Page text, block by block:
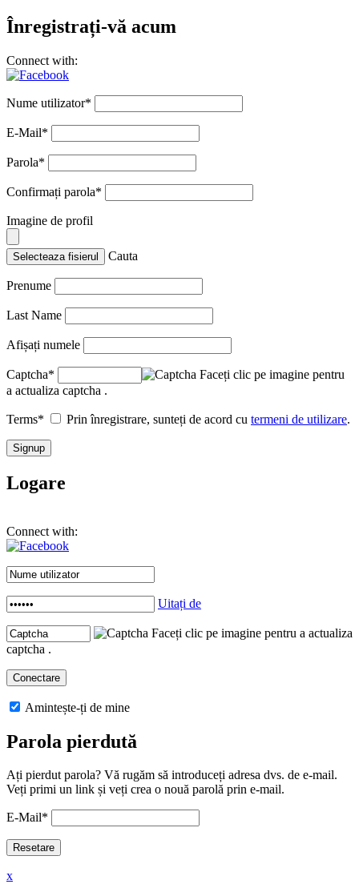
Înregistrați-vă acum
Connect with:
Nume utilizator*
E-Mail*
Parola*
Confirmați parola*
Imagine de profil
Selecteaza fisierul Cauta
Prenume
Last Name
Afișați numele
Captcha*
Faceți clic pe imagine pentru
a actualiza captcha .
Terms* Prin înregistrare, sunteți de acord cu termeni de utilizare.
Logare
Connect with:
Uitați de
Faceți clic pe imagine pentru a actualiza
captcha .
Amintește-ți de mine
Parola pierdută
Ați pierdut parola? Vă rugăm să introduceți adresa dvs. de e-mail.
Veți primi un link și veți crea o nouă parolă prin e-mail.
E-Mail*
x